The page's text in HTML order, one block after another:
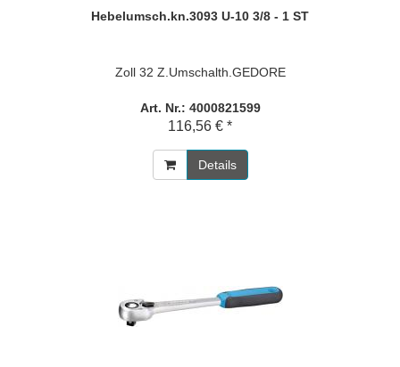
Hebelumsch.kn.3093 U-10 3/8 - 1 ST
Zoll 32 Z.Umschalth.GEDORE
Art. Nr.: 4000821599
116,56 € *
Details